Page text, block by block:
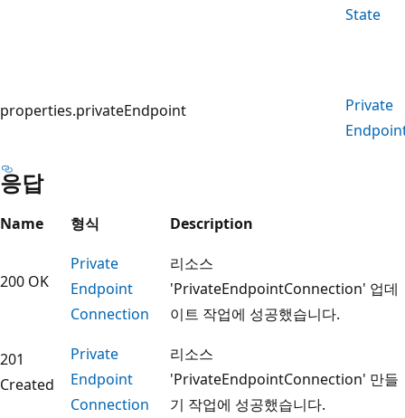
State
properties.privateEndpoint
Private
응답
Name 형식 Description
200 OK
Private
Endpoint
Connection
리소스
'PrivateEndpointConnection' 업데
이트 작업에 성공했습니다.
201
Created
Private
Endpoint
Connection
리소스
'PrivateEndpointConnection' 만들
기 작업에 성공했습니다.